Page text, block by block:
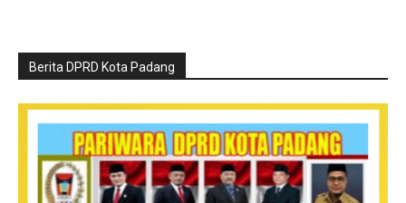
Berita DPRD Kota Padang